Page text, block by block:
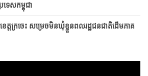
េសកម្ពុជា
តក្រចេះ សម្រេចមិនឃុំខ្លួនពលរដ្ឋជនជាតិដើមភាគ